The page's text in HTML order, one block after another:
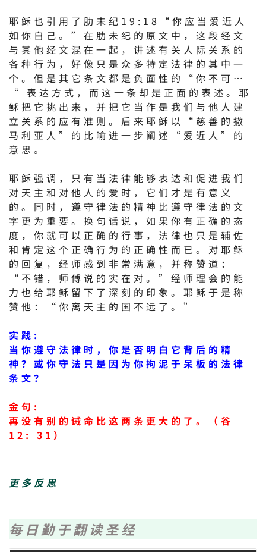
耶稣也引用了肋未纪19:18“你应当爱近人
如你自己。”在肋未纪的原文中，这段经文
与其他经文混在一起，讲述有关人际关系的
各种行为，好像只是众多特定法律的其中一
个。但是其它条文都是负面性的“你不可…
“ 表达方式，而这一条却是正面的表述。耶
稣把它挑出来，并把它当作是我们与他人建
立关系的应有准则。后来耶稣以“慈善的撒
马利亚人”的比喻进一步阐述“爱近人”的
意思。
耶稣强调，只有当法律能够表达和促进我们
对天主和对他人的爱时，它们才是有意义
的。同时，遵守律法的精神比遵守律法的文
字更为重要。换句话说，如果你有正确的态
度，你就可以正确的行事，法律也只是辅佐
和肯定这个正确行为的正确性而已。对耶稣
的回复，经师感到非常满意，并称赞道：
“不错，师傅说的实在对。”经师理会的能
力也给耶稣留下了深刻的印象。耶稣于是称
赞他：“你离天主的国不远了。”
实践:
当你遵守法律时，你是否明白它背后的精
神？或你守法只是因为你拘泥于呆板的法律
条文？
金句:
再没有别的诫命比这两条更大的了。（谷
12: 31）
更多反思
每日勤于翻读圣经